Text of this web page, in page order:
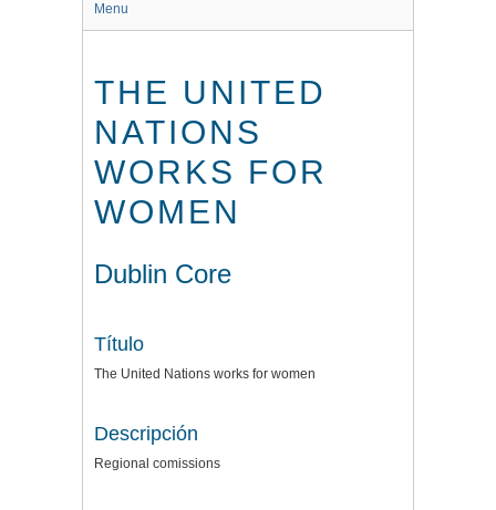
Menu
THE UNITED
NATIONS
WORKS FOR
WOMEN
Dublin Core
Título
The United Nations works for women
Descripción
Regional comissions